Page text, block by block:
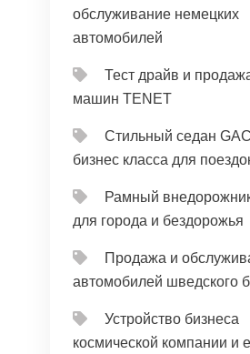
обслуживание немецких
автомобилей
Тест драйв и
машин TENET
Стильный седан
бизнес класса для
Рамный
для города и бездорожья
Продажа и
автомобилей шведского
Устройство бизнеса
космической компании и